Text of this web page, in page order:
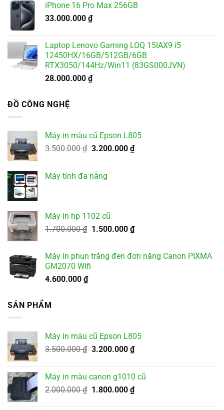
iPhone 16 Pro Max 256GB
33.000.000 ₫
Laptop Lenovo Gaming LOQ 15IAX9 i5
12450HX/16GB/512GB/6GB
RTX3050/144Hz/Win11 (83GS000JVN)
28.000.000 ₫
ĐỒ CÔNG NGHỆ
Máy in màu cũ Epson L805
3.500.000₫ Giá
là:
3.500.000 ₫.
3.200.000 ₫Giá
Máy tính đa nẵng
Máy in hp 1102 cũ
1.700.000₫ Giá
là:
1.700.000 ₫.
1.500.000 ₫Giá
là:
Máy in phun trắng đen đơn năng Canon PIXMA
GM2070 Wifi
4.600.000 ₫
SẢN PHẨM
Máy in màu cũ Epson L805
3.500.000₫ Giá
3.500.000 ₫.
3.200.000 ₫Giá
là:
3.200.000 ₫.
Máy in màu canon g1010 cũ
2.000.000₫ Giá
1.800.000 ₫Giá